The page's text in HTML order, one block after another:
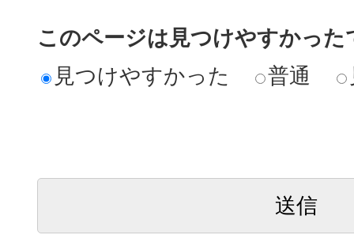
このページは見つけやすかった
見つけやすかった
普通